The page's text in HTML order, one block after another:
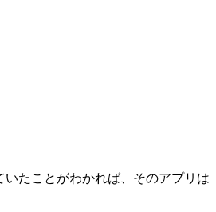
たことがわかれば、そのアプリは